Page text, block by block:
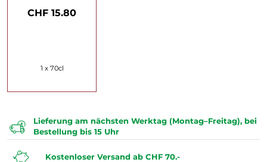
CHF 15.80
1 x 70cl
Lieferung am nächsten Werktag (Montag–Freitag), bei
Bestellung bis 15 Uhr
Kostenloser Versand ab CHF 70.-